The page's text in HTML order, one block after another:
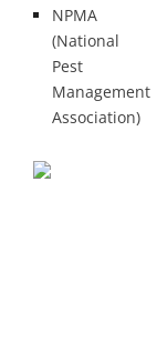
NPMA
(National
Pest
Management
Association)